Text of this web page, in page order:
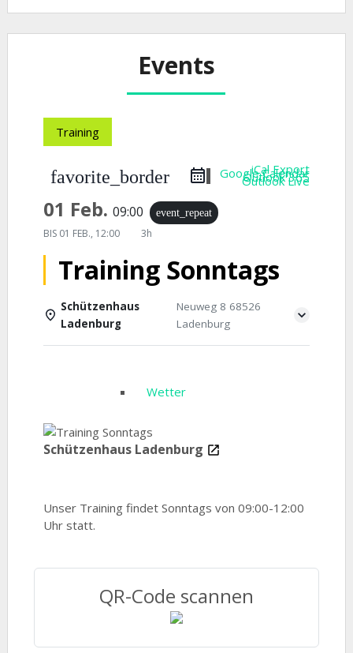
Events
Training
favorite_border iCal Export
Google Calendar
Outlook 365
Outlook Live
01 Feb. 09:00 event_repeat
BIS 01 FEB., 12:00 3h
Training Sonntags
Schützenhaus
Ladenburg
Neuweg 8 68526
Ladenburg
Einzelheiten Wetter
Schützenhaus Ladenburg
Unser Training findet Sonntags von 09:00-12:00
Uhr statt.
QR-Code scannen